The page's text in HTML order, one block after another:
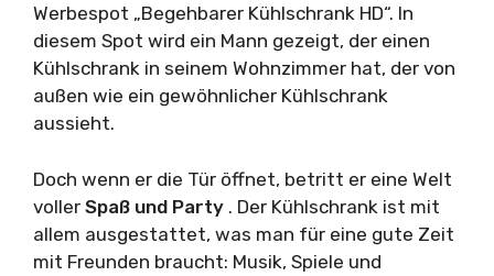
Werbespot „Begehbarer Kühlschrank HD“. In
diesem Spot wird ein Mann gezeigt, der einen
Kühlschrank in seinem Wohnzimmer hat, der von
außen wie ein gewöhnlicher Kühlschrank
aussieht.
Doch wenn er die Tür öffnet, betritt er eine Welt
voller Spaß und Party . Der Kühlschrank ist mit
allem ausgestattet, was man für eine gute Zeit
mit Freunden braucht: Musik, Spiele und